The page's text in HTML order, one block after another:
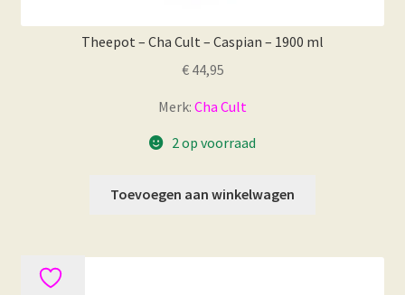
Theepot – Cha Cult – Caspian – 1900 ml
€44,95
Merk: Cha Cult
2 op voorraad
Toevoegen aan winkelwagen